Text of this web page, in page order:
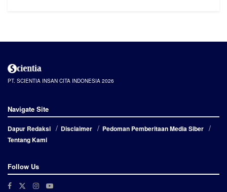
PT. SCIENTIA INSAN CITA INDONESIA 2026
Navigate Site
Dapur Redaksi Disclaimer
Pedoman Pemberitaan Media Siber
Tentang Kami
Follow Us